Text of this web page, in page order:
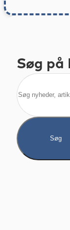
Søg på
Søg
Søg